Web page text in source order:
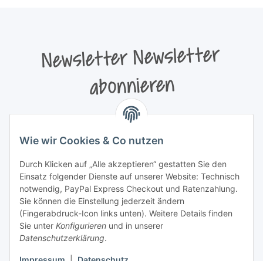
Wie wir Cookies & Co nutzen
Durch Klicken auf „Alle akzeptieren“ gestatten Sie den
Einsatz folgender Dienste auf unserer Website: Technisch
notwendig, PayPal Express Checkout und Ratenzahlung.
Sie können die Einstellung jederzeit ändern
(Fingerabdruck-Icon links unten). Weitere Details finden
Sie unter Konfigurieren und in unserer
Datenschutzerklärung.
Newsletter Newsletter
abonnieren
Bitte senden Sie mir entsprechend Ihrer
Informationen zu Ihrem Produktsortiment per E-Mail zu.
Newsletter abonnieren
Newsletter Newsletter abonnieren
Informationen
Gesetzliche Informationen